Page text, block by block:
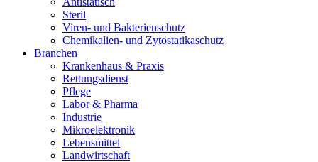
Steril
Viren- und Bakterienschutz
Chemikalien- und Zytostatikaschutz
Branchen
Krankenhaus & Praxis
Rettungsdienst
Pflege
Labor & Pharma
Industrie
Mikroelektronik
Lebensmittel
Landwirtschaft